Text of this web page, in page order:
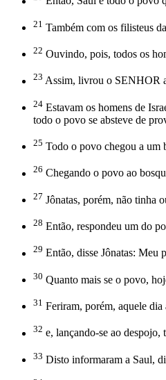
21 Também com os filisteus
22 Ouvindo, pois, todos os
23 Assim, livrou o SENHOR
24 Estavam os homens de
todo o povo se absteve de
25 Todo o povo chegou a um
26 Chegando o povo ao
27 Jônatas, porém, não tinha
28 Então, respondeu um do
29 Então, disse Jônatas: Meu
30 Quanto mais se o povo,
31 Feriram, porém, aquele
32 e, lançando-se ao despojo,
33 Disto informaram a Saul,